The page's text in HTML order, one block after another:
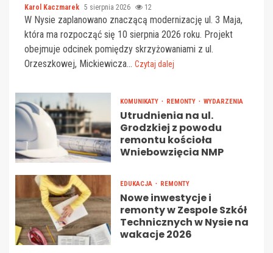
Karol Kaczmarek 5 sierpnia 2026 12
W Nysie zaplanowano znaczącą modernizację ul. 3 Maja,
która ma rozpocząć się 10 sierpnia 2026 roku. Projekt
obejmuje odcinek pomiędzy skrzyżowaniami z ul.
Orzeszkowej, Mickiewicza... Czytaj dalej
KOMUNIKATY REMONTY WYDARZENIA
Utrudnienia na ul.
Grodzkiej z powodu
remontu kościoła
Wniebowzięcia NMP
EDUKACJA REMONTY
Nowe inwestycje i
remonty w Zespole Szkół
Technicznych w Nysie na
wakacje 2026